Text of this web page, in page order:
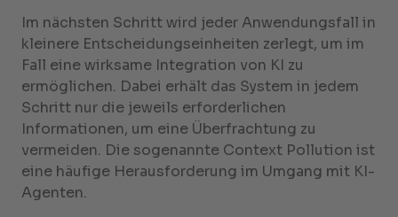
Im nächsten Schritt wird jeder Anwendungsfall in
kleinere Entscheidungseinheiten zerlegt, um im
Fall eine wirksame Integration von KI zu
ermöglichen. Dabei erhält das System in jedem
Schritt nur die jeweils erforderlichen
Informationen, um eine Überfrachtung zu
vermeiden. Die sogenannte Context Pollution ist
eine häufige Herausforderung im Umgang mit KI-
Agenten.